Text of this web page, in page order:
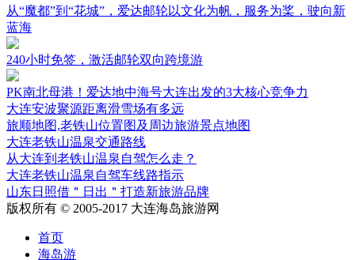
从“魔都”到“花城”，爱达邮轮以文化为帆，服务为桨，驶向新
蓝海
240小时免签，激活邮轮双向跨境游
PK南北母港！爱达地中海号大连出发的3大核心竞争力
大连安波聚源距离滑雪场有多远
旅顺地图,老铁山位置图及周边旅游景点地图
大连老铁山温泉交通路线
从大连到老铁山温泉自驾怎么走？
大连老铁山温泉自驾车线路指示
山东日照借＂日出＂打造新旅游品牌
版权所有 © 2005-2017 大连海岛旅游网
首页
海岛游